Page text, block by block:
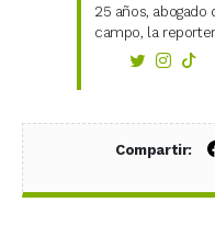
25 años,
campo, la
Compartir: